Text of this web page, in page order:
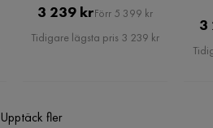
Pris
3 239 krOriginal
Pris
Förr 5 399 kr
Tidigare lägsta pris 3 239 kr
3
Upptäck fler